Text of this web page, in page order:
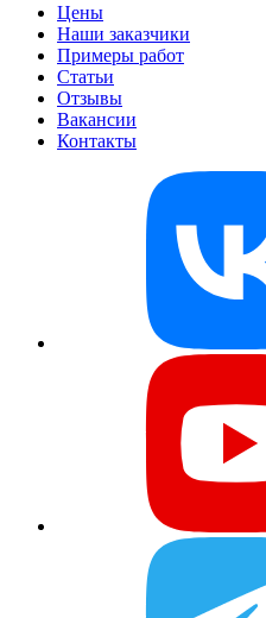
Цены
Наши заказчики
Примеры работ
Статьи
Отзывы
Вакансии
Контакты